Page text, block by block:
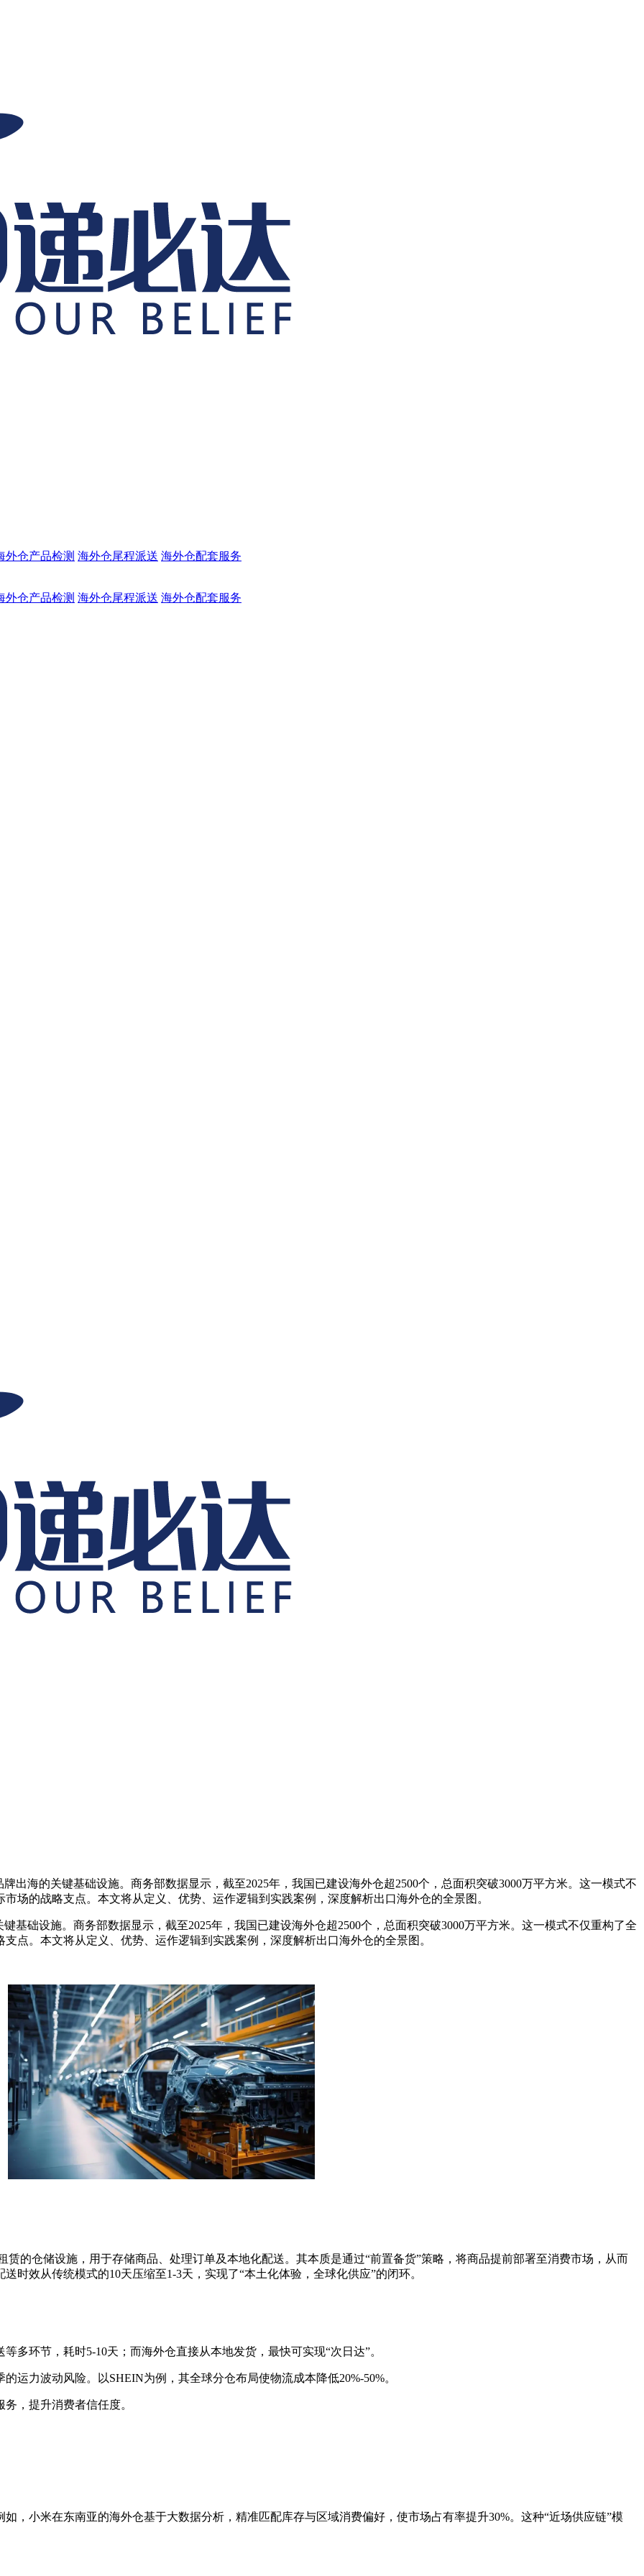
外仓产品检测 海外仓尾程派送 海外仓配套服务
外仓产品检测 海外仓尾程派送 海外仓配套服务
出海的关键基础设施。商务部数据显示，截至2025年，我国已建设海外仓超2500个，总面积突破3000万平方米。这一模式不
场的战略支点。本文将从定义、优势、运作逻辑到实践案例，深度解析出口海外仓的全景图。
基础设施。商务部数据显示，截至2025年，我国已建设海外仓超2500个，总面积突破3000万平方米。这一模式不仅重构了全
点。本文将从定义、优势、运作逻辑到实践案例，深度解析出口海外仓的全景图。
赁的仓储设施，用于存储商品、处理订单及本地化配送。其本质是通过“前置备货”策略，将商品提前部署至消费市场，从而
时效从传统模式的10天压缩至1-3天，实现了“本土化体验，全球化供应”的闭环。
多环节，耗时5-10天；而海外仓直接从本地发货，最快可实现“次日达”。
运力波动风险。以SHEIN为例，其全球分仓布局使物流成本降低20%-50%。
，提升消费者信任度。
，小米在东南亚的海外仓基于大数据分析，精准匹配库存与区域消费偏好，使市场占有率提升30%。这种“近场供应链”模